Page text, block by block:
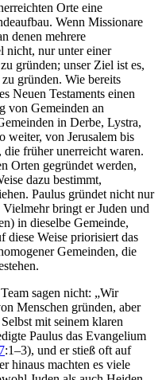
Orte eine
Wenn Missionare
denen mehrere
nicht, nur unter einer
gründen; unser Ziel ist es,
gründen. Wie bereits
Neuen Testaments einen
von Gemeinden an
in Derbe, Lystra,
weiter, von Jerusalem bis
früher unerreicht waren.
Orten gegründet werden,
dazu bestimmt,
Paulus gründet nicht nur
bringt er Juden und
in dieselbe Gemeinde,
diese Weise priorisiert das
Gemeinden, die
sagen nicht: „Wir
Menschen gründen, aber
mit seinem klaren
Paulus das Evangelium
:1–3), und er stieß oft auf
hinaus machten es viele